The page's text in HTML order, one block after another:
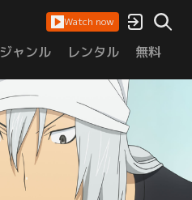
Watch now
ジャンル レンタル 無料